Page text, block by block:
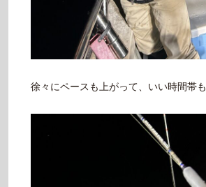
徐々にペースも上がって、いい時間帯も